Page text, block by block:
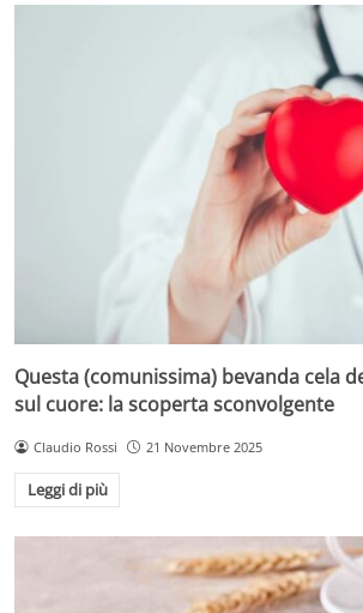
Questa (comunissima) bevanda cela
sul cuore: la scoperta sconvolgente
Claudio Rossi 21 Novembre 2025
Leggi di più